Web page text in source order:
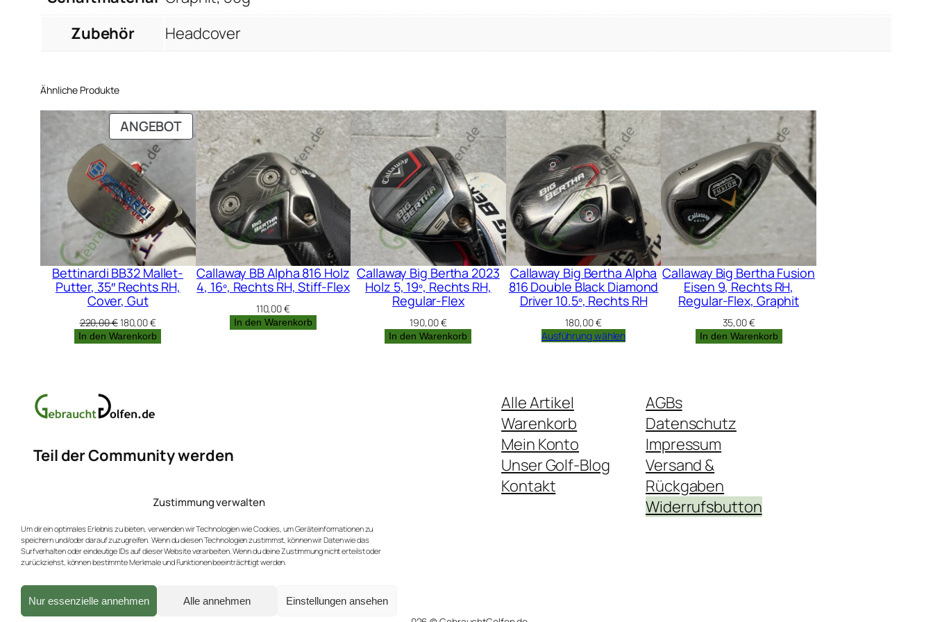
Zustimmung verwalten
Um dir ein optimales Erlebnis zu bieten, verwenden wir Technologien wie Cookies, um Geräteinformationen zu
speichern und/oder darauf zuzugreifen. Wenn du diesen Technologien zustimmst, können wir Daten wie das
Surfverhalten oder eindeutige IDs auf dieser Website verarbeiten. Wenn du deine Zustimmung nicht erteilst oder
zurückziehst, können bestimmte Merkmale und Funktionen beeinträchtigt werden.
Nur essenzielle annehmen Alle annehmen Einstellungen ansehen
Zubehör
Headcover
Ähnliche Produkte
ANGEBOTPRODUKT
IM
ANGEBOT
Bettinardi BB32 Mallet-
Putter, 35″ Rechts RH,
Cover, Gut
220,00€Ursprünglicher
Preis
war:
180,00€Aktueller
Preis
ist:
In den Warenkorb
Callaway BB Alpha 816 Holz
4, 16º, Rechts RH, Stiff-Flex
110,00€
In den Warenkorb
Callaway Big Bertha 2023
Holz 5, 19º, Rechts RH,
Regular-Flex
190,00€
In den Warenkorb
Callaway Big Bertha Alpha
816 Double Black Diamond
Driver 10.5º, Rechts RH
180,00€
Ausführung wählen
Callaway Big Bertha Fusion
Eisen 9, Rechts RH,
Regular-Flex, Graphit
35,00€
In den Warenkorb
Teil der Community werden
Erfahren Sie mehr über neue Produkte und Rabatte.
Facebook Instagram Bluesky
Alle Artikel
Warenkorb
Mein Konto
Unser Golf-Blog
Kontakt
AGBs
Datenschutz
Impressum
Versand &
Rückgaben
Widerrufsbutton